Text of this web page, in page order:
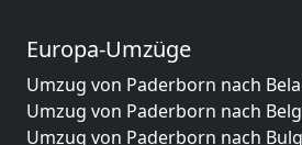
Europa-Umzüge
Umzug von Paderborn nach
Umzug von Paderborn nach
Umzug von Paderborn nach